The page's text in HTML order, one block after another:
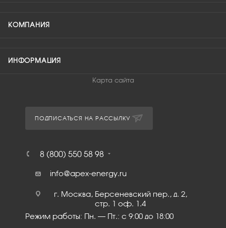
КОМПАНИЯ
ИНФОРМАЦИЯ
Карта сайта
ПОДПИСАТЬСЯ НА РАССЫЛКУ
8 (800) 550 58 98
info@apex-energy.ru
г. Москва, Берсеневский пер., д. 2,
стр. 1 оф. 1.4
Режим работы: Пн. – Пт.: с 9:00 до 18:00